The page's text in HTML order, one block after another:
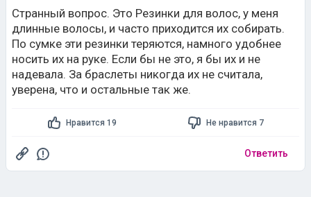
Странный вопрос. Это Резинки для волос, у меня
длинные волосы, и часто приходится их собирать.
По сумке эти резинки теряются, намного удобнее
носить их на руке. Если бы не это, я бы их и не
надевала. За браслеты никогда их не считала,
уверена, что и остальные так же.
Нравится 19 Не нравится 7
Ответить